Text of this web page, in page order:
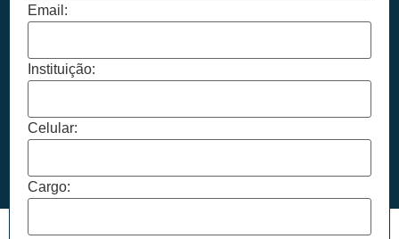
Email:
Instituição:
Celular:
Cargo: